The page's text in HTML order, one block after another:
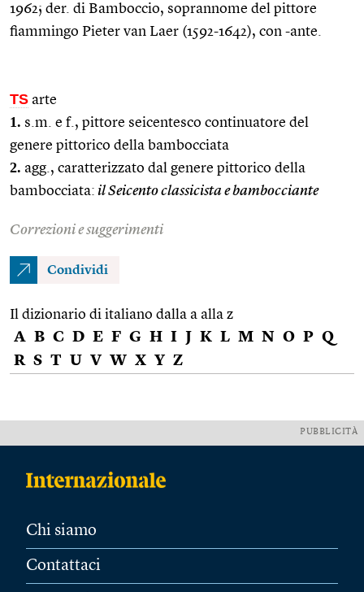
1962; der. di Bamboccio, soprannome del pittore
fiammingo Pieter van Laer (1592-1642), con -ante.
TS arte
1. s.m. e f., pittore seicentesco continuatore del
genere pittorico della bambocciata
2. agg., caratterizzato dal genere pittorico della
bambocciata: il Seicento classicista e bambocciante
Correzioni e suggerimenti
Condividi
Il dizionario di italiano dalla a alla z
A B C D E F G H I J K L M N O P Q
R S T U V W X Y Z
PUBBLICITÀ
Chi siamo
Contattaci